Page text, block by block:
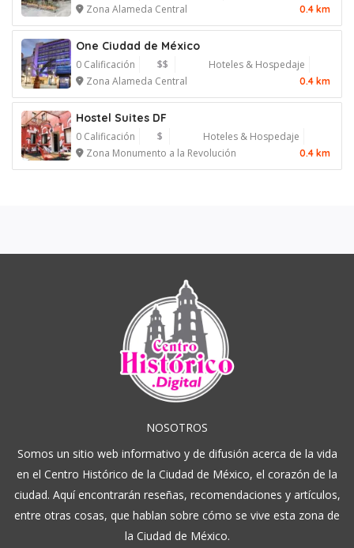
Zona Alameda Central
0.4 km
One Ciudad de México
0 Calificación $$
Hoteles & Hospedaje
Zona Alameda Central
0.4 km
Hostel Suites DF
0 Calificación $
Hoteles & Hospedaje
Zona Monumento a la Revolución
0.4 km
NOSOTROS
Somos un sitio web informativo y de difusión acerca de la vida
en el Centro Histórico de la Ciudad de México, el corazón de la
ciudad. Aquí encontrarán reseñas, recomendaciones y artículos,
entre otras cosas, que hablan sobre cómo se vive esta zona de
la Ciudad de México.